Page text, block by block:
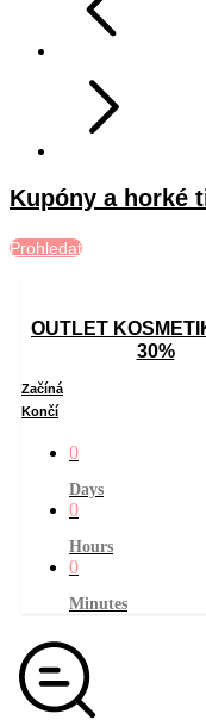
Kupóny a horké
Prohledat
OUTLET
30%
Začíná
Končí
0
Days
0
Hours
0
Minutes